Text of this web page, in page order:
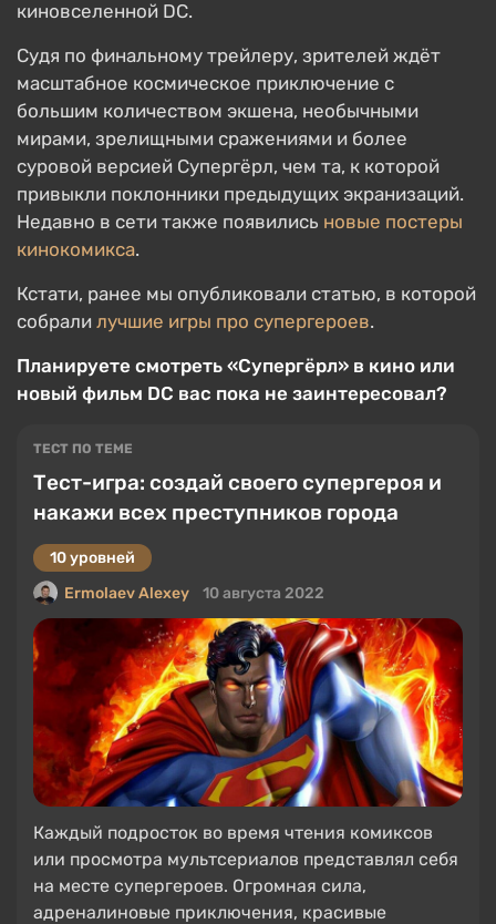
киновселенной DC.
Судя по финальному трейлеру, зрителей ждёт
масштабное космическое приключение с
большим количеством экшена, необычными
мирами, зрелищными сражениями и более
суровой версией Супергёрл, чем та, к которой
привыкли поклонники предыдущих экранизаций.
Недавно в сети также появились новые постеры
кинокомикса.
Кстати, ранее мы опубликовали статью, в которой
собрали лучшие игры про супергероев.
Планируете смотреть «Супергёрл» в кино или
новый фильм DC вас пока не заинтересовал?
ТЕСТ ПО ТЕМЕ
Тест-игра: создай своего супергероя и
накажи всех преступников города
10 уровней
Ermolaev Alexey
10 августа 2022
Каждый подросток во время чтения комиксов
или просмотра мультсериалов представлял себя
на месте супергероев. Огромная сила,
адреналиновые приключения, красивые